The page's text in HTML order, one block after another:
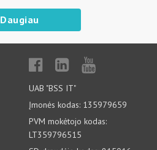
Daugiau
UAB "BSS IT"
Įmonės kodas: 135979659
PVM mokėtojo kodas:
LT359796515